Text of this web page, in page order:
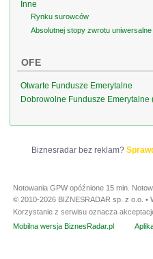
Inne
Rynku surowców
Absolutnej stopy zwrotu uniwersalne
OFE
Otwarte Fundusze Emerytalne
Dobrowolne Fundusze Emerytalne
Biznesradar bez reklam?
Notowania GPW opóźnione 15 min.
© 2010-2026 BIZNESRADAR sp. z o.o.
Korzystanie z serwisu oznacza
Mobilna wersja BiznesRadar.pl